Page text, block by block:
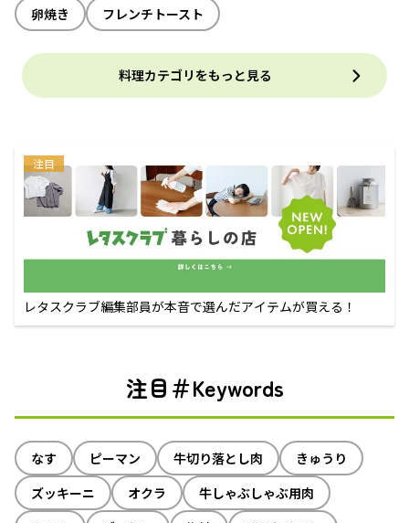
卵焼き フレンチトースト
料理カテゴリをもっと見る
注目
レタスクラブ編集部員が本音で選んだアイテムが買える！
注目＃Keywords
なす ピーマン 牛切り落とし肉
きゅうり
ズッキーニ
オクラ
牛しゃぶしゃぶ用肉